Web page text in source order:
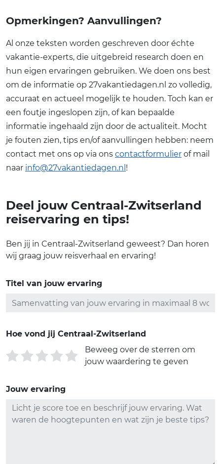
Opmerkingen? Aanvullingen?
Al onze teksten worden geschreven door échte
vakantie-experts, die uitgebreid research doen en
hun eigen ervaringen gebruiken. We doen ons best
om de informatie op 27vakantiedagen.nl zo volledig,
accuraat en actueel mogelijk te houden. Toch kan er
een foutje ingeslopen zijn, of kan bepaalde
informatie ingehaald zijn door de actualiteit. Mocht
je fouten zien, tips en/of aanvullingen hebben: neem
contact met ons op via ons contactformulier of mail
naar info@27vakantiedagen.nl !
Deel jouw Centraal-Zwitserland
reiservaring en tips!
Ben jij in Centraal-Zwitserland geweest? Dan horen
wij graag jouw reisverhaal en ervaring!
Titel van jouw ervaring
Hoe vond jij Centraal-Zwitserland
Beweeg over de sterren om
jouw waardering te geven
Jouw ervaring